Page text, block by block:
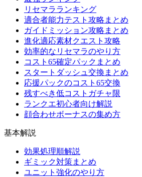
リセマラランキング
適合者能力テスト攻略まとめ
ガイドミッション攻略まとめ
進化適応素材クエスト攻略
効率的なリセマラのやり方
コスト65確定パックまとめ
スタートダッシュ交換まとめ
応援パックのコスト65交換
残すべき低コストガチャ限
ランクエ初心者向け解説
顔合わせボーナスの集め方
基本解説
効果処理順解説
ギミック対策まとめ
ユニット強化のやり方